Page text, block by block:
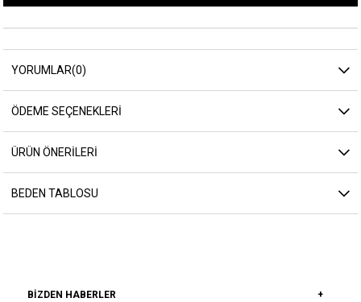
YORUMLAR(0)
ÖDEME SEÇENEKLERI
ÜRÜN ÖNERILERI
BEDEN TABLOSU
BIZDEN HABERLER